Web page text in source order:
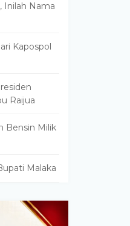
Inilah Nama
Kapospol
Raijua
Bensin Milik
Malaka